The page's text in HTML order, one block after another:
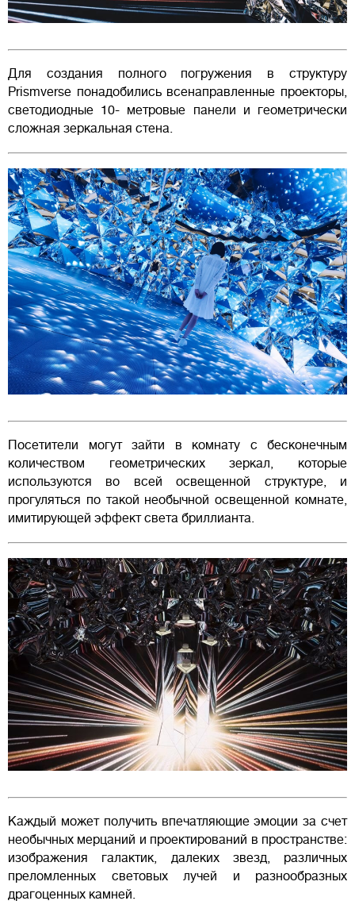
Для создания полного погружения в структуру
Prismverse понадобились всенаправленные проекторы,
светодиодные 10- метровые панели и геометрически
сложная зеркальная стена.
Посетители могут зайти в комнату с бесконечным
количеством геометрических зеркал, которые
используются во всей освещенной структуре, и
прогуляться по такой необычной освещенной комнате,
имитирующей эффект света бриллианта.
Каждый может получить впечатляющие эмоции за счет
необычных мерцаний и проектирований в пространстве:
изображения галактик, далеких звезд, различных
преломленных световых лучей и разнообразных
драгоценных камней.